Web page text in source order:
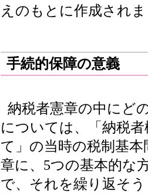
えのもとに作成され
手続的保障の意義
納税者憲章の中にど
については、「納税
て」の当時の税制基
章に、5つの基本的な
で、それを繰り返そ